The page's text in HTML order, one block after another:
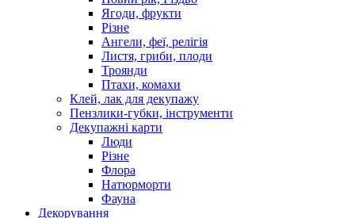
Ягоди, фрукти
Різне
Ангели, феї, релігія
Листя, гриби, плоди
Троянди
Птахи, комахи
Клей, лак для декупажу
Пензлики-губки, інструменти
Декупажні карти
Люди
Різне
Флора
Натюрморти
Фауна
Декорування